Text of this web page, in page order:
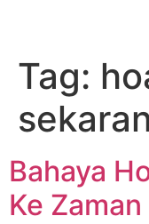
Tag:
Bahaya
Ke Zaman